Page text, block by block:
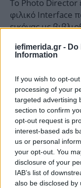
iefimerida.gr - Do
Information
If you wish to opt-
processing of your
targeted advertising
section to confirm
opt-out request is
interest-based ads
us or personal
your opt-out. You
disclosure of your
IAB’s list of
also be disclosed
Το Photo Director
φιλικό Interface
εικόνας με
πολύ καλά στην
ώστε να μπορείς
αφαιρεί
από την
εργαλεία
να χρειαστείς,
βελτίωση της
διορθώσεις
χρώματος. Για
φίλτρα και εφέ
Photo Director
μετατρέψεις